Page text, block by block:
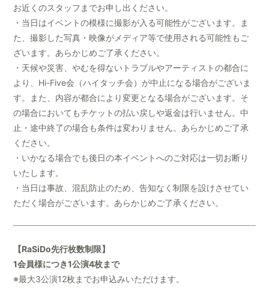
お近くのスタッフまでお申し出ください。
・当日はイベントの模様に撮影が入る可能性がございます。ま
た、撮影した写真・映像がメディア等で使用される可能性もご
ざいます。あらかじめご了承ください。
・天候や災害、やむを得ないトラブルやアーティストの都合に
より、Hi-Five会（ハイタッチ会）が中止になる場合がございま
す。また、内容が都合により変更となる場合がございます。そ
の場合においてもチケットの払い戻しや返金は行いません。中
止・途中終了の場合も条件は変わりません。あらかじめご了承
ください。
・いかなる場合でも後日の本イベントへのご対応は一切お断り
いたします。
・当日は事故、混乱防止のため、告知なく制限を設けさせてい
ただく場合がございます。あらかじめご了承ください。
【RaSiDo先行枚数制限】
1会員様につき1公演4枚まで
※最大3公演12枚までお申込みいただけます。